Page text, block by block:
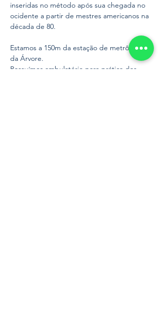
inseridas no método após sua chegada no
ocidente a partir de mestres americanos na
década de 80.
Estamos a 150m da estação de metrô Praça
da Árvore.
Possuímos ambulatório para prática dos